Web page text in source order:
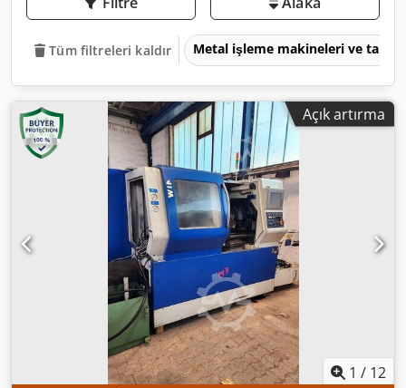
Tüm filtreleri kaldır Metal işleme makineleri ve
Açık artırma
1 / 12